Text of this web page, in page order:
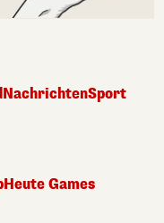
NachrichtenSport
Heute Games